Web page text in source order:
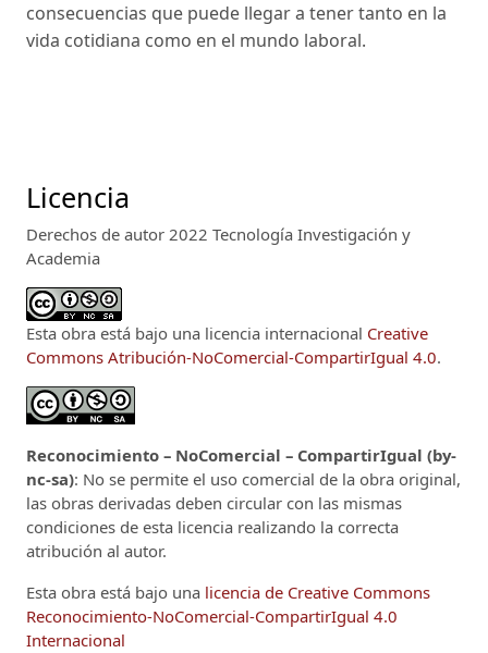
consecuencias que puede llegar a tener tanto en la
vida cotidiana como en el mundo laboral.
Licencia
Derechos de autor 2022 Tecnología Investigación y
Academia
Esta obra está bajo una licencia internacional Creative
Commons Atribución-NoComercial-CompartirIgual 4.0.
Reconocimiento – NoComercial – CompartirIgual (by-
nc-sa): No se permite el uso comercial de la obra original,
las obras derivadas deben circular con las mismas
condiciones de esta licencia realizando la correcta
atribución al autor.
Esta obra está bajo una licencia de Creative Commons
Reconocimiento-NoComercial-CompartirIgual 4.0
Internacional